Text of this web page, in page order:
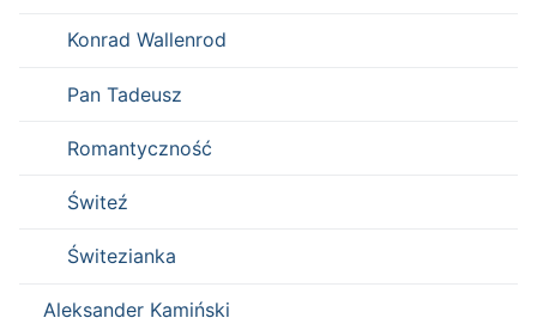
Konrad Wallenrod
Pan Tadeusz
Romantyczność
Świteź
Świtezianka
Aleksander Kamiński